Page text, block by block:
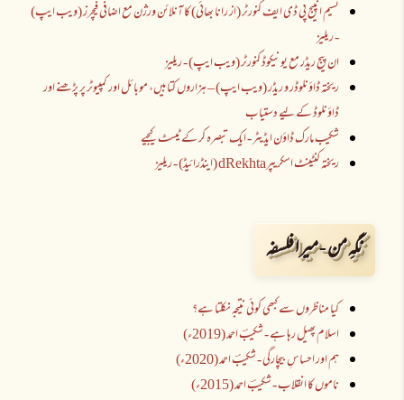
نسیم انپیج پی ڈی ایف کنورٹر (از رانا بھائی) کا آنلائن ورژن مع اضافی فیچرز (ویب ایپ)
- ریلیز
ان پیج ریڈر مع یونیکوڈ کنورٹر (ویب ایپ) - ریلیز
ریختہ ڈاؤنلوڈر و ریڈر (ویب ایپ) – ہزاروں کتابیں، موبائل اور کمپیوٹر پر پڑھنے اور
ڈاؤنلوڈ کے لیے دستیاب
شکیب مارک ڈاؤن ایڈیٹر - ایک تبصرہ کر کے ٹیسٹ کیجیے
ریختہ کنٹینٹ اسکریپرdRekhta (اینڈرائیڈ) - ریلیز
نگہِ من - میرا فلسفہ
کیا مناظروں سے کبھی کوئی نتیجہ نکلتا ہے؟
اسلام پھیل رہا ہے - شکیبؔ احمد (2019ء)
ہم اور احساسِ بیچارگی - شکیبؔ احمد (2020ء)
ناموں کا انقلاب - شکیبؔ احمد (2015ء)